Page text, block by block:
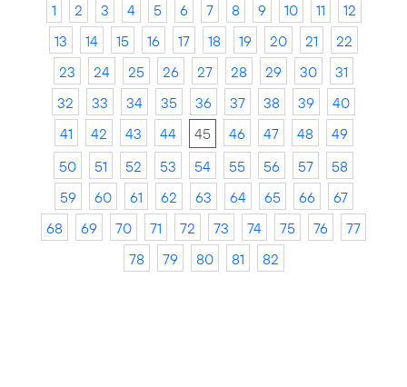
1 2 3 4 5 6 7 8 9 10 11
12
13
14 15 16 17 18 19 20 21
22
23
24 25 26 27 28 29 30
31
32
33 34 35 36 37 38 39
40
41
42 43 44 45 46 47 48
49
50
51 52 53 54 55 56 57
58
59
60 61 62 63 64 65 66
67
68
69 70 71 72 73 74 75 76
77
78
79 80 81 82